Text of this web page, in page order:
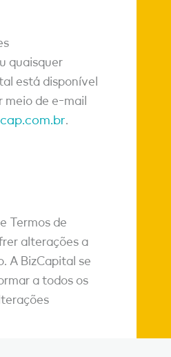
quaisquer
está disponível
meio de e-mail
.
Termos de
alterações a
A BizCapital se
a todos os